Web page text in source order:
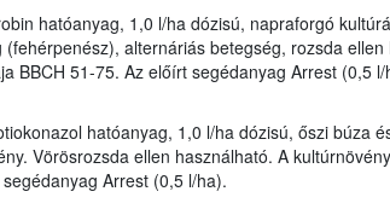
hatóanyag, 1,0 l/ha dózisú, napraforgó
alternáriás betegség, rozsda
BBCH 51-75. Az előírt segédanyag Arrest (0,5 l/
hatóanyag, 1,0 l/ha dózisú, őszi búza
Vörösrozsda ellen használható. A
Arrest (0,5 l/ha).